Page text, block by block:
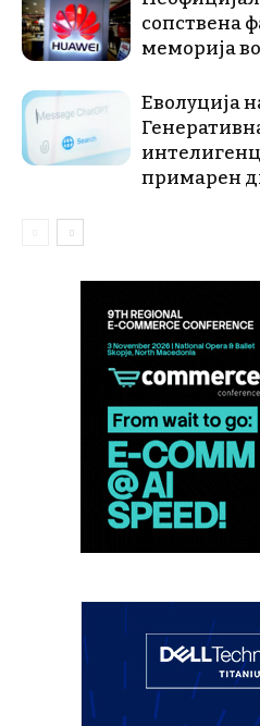
сопствена
меморија
Еволуција
примарен